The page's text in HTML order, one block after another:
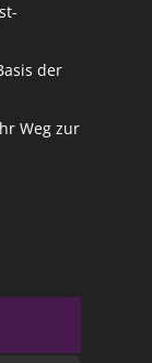
der
Weg zur